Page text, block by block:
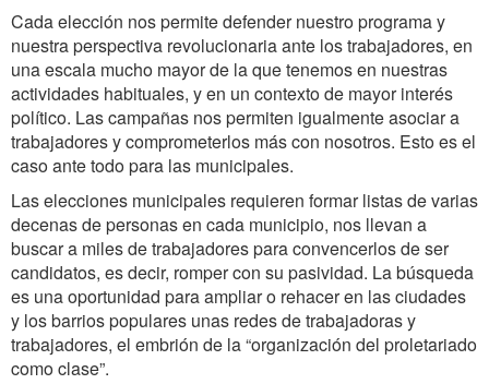
Cada elección nos permite defender nuestro programa y
nuestra perspectiva revolucionaria ante los trabajadores, en
una escala mucho mayor de la que tenemos en nuestras
actividades habituales, y en un contexto de mayor interés
político. Las campañas nos permiten igualmente asociar a
trabajadores y comprometerlos más con nosotros. Esto es el
caso ante todo para las municipales.
Las elecciones municipales requieren formar listas de varias
decenas de personas en cada municipio, nos llevan a
buscar a miles de trabajadores para convencerlos de ser
candidatos, es decir, romper con su pasividad. La búsqueda
es una oportunidad para ampliar o rehacer en las ciudades
y los barrios populares unas redes de trabajadoras y
trabajadores, el embrión de la “organización del proletariado
como clase”.